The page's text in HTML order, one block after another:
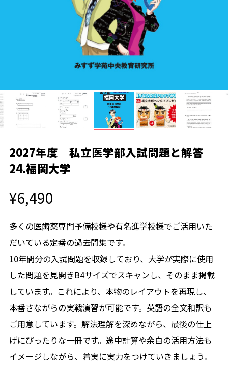
2027年度 私立医学部入試問題と解答
24.福岡大学
¥6,490
多くの医歯薬専門予備校様や有名進学校様でご活用いた
だいている定番の過去問集です。
10年間分の入試問題を収録しており、大学が実際に使用
した問題を見開きB4サイズでスキャンし、そのまま掲載
しています。これにより、本物のレイアウトを再現し、
本番さながらの実戦演習が可能です。英語の全文和訳も
ご用意しています。解法理解を深めながら、最後の仕上
げにぴったりな一冊です。途中計算や余白の活用方法も
イメージしながら、着実に実力をつけていきましょう。